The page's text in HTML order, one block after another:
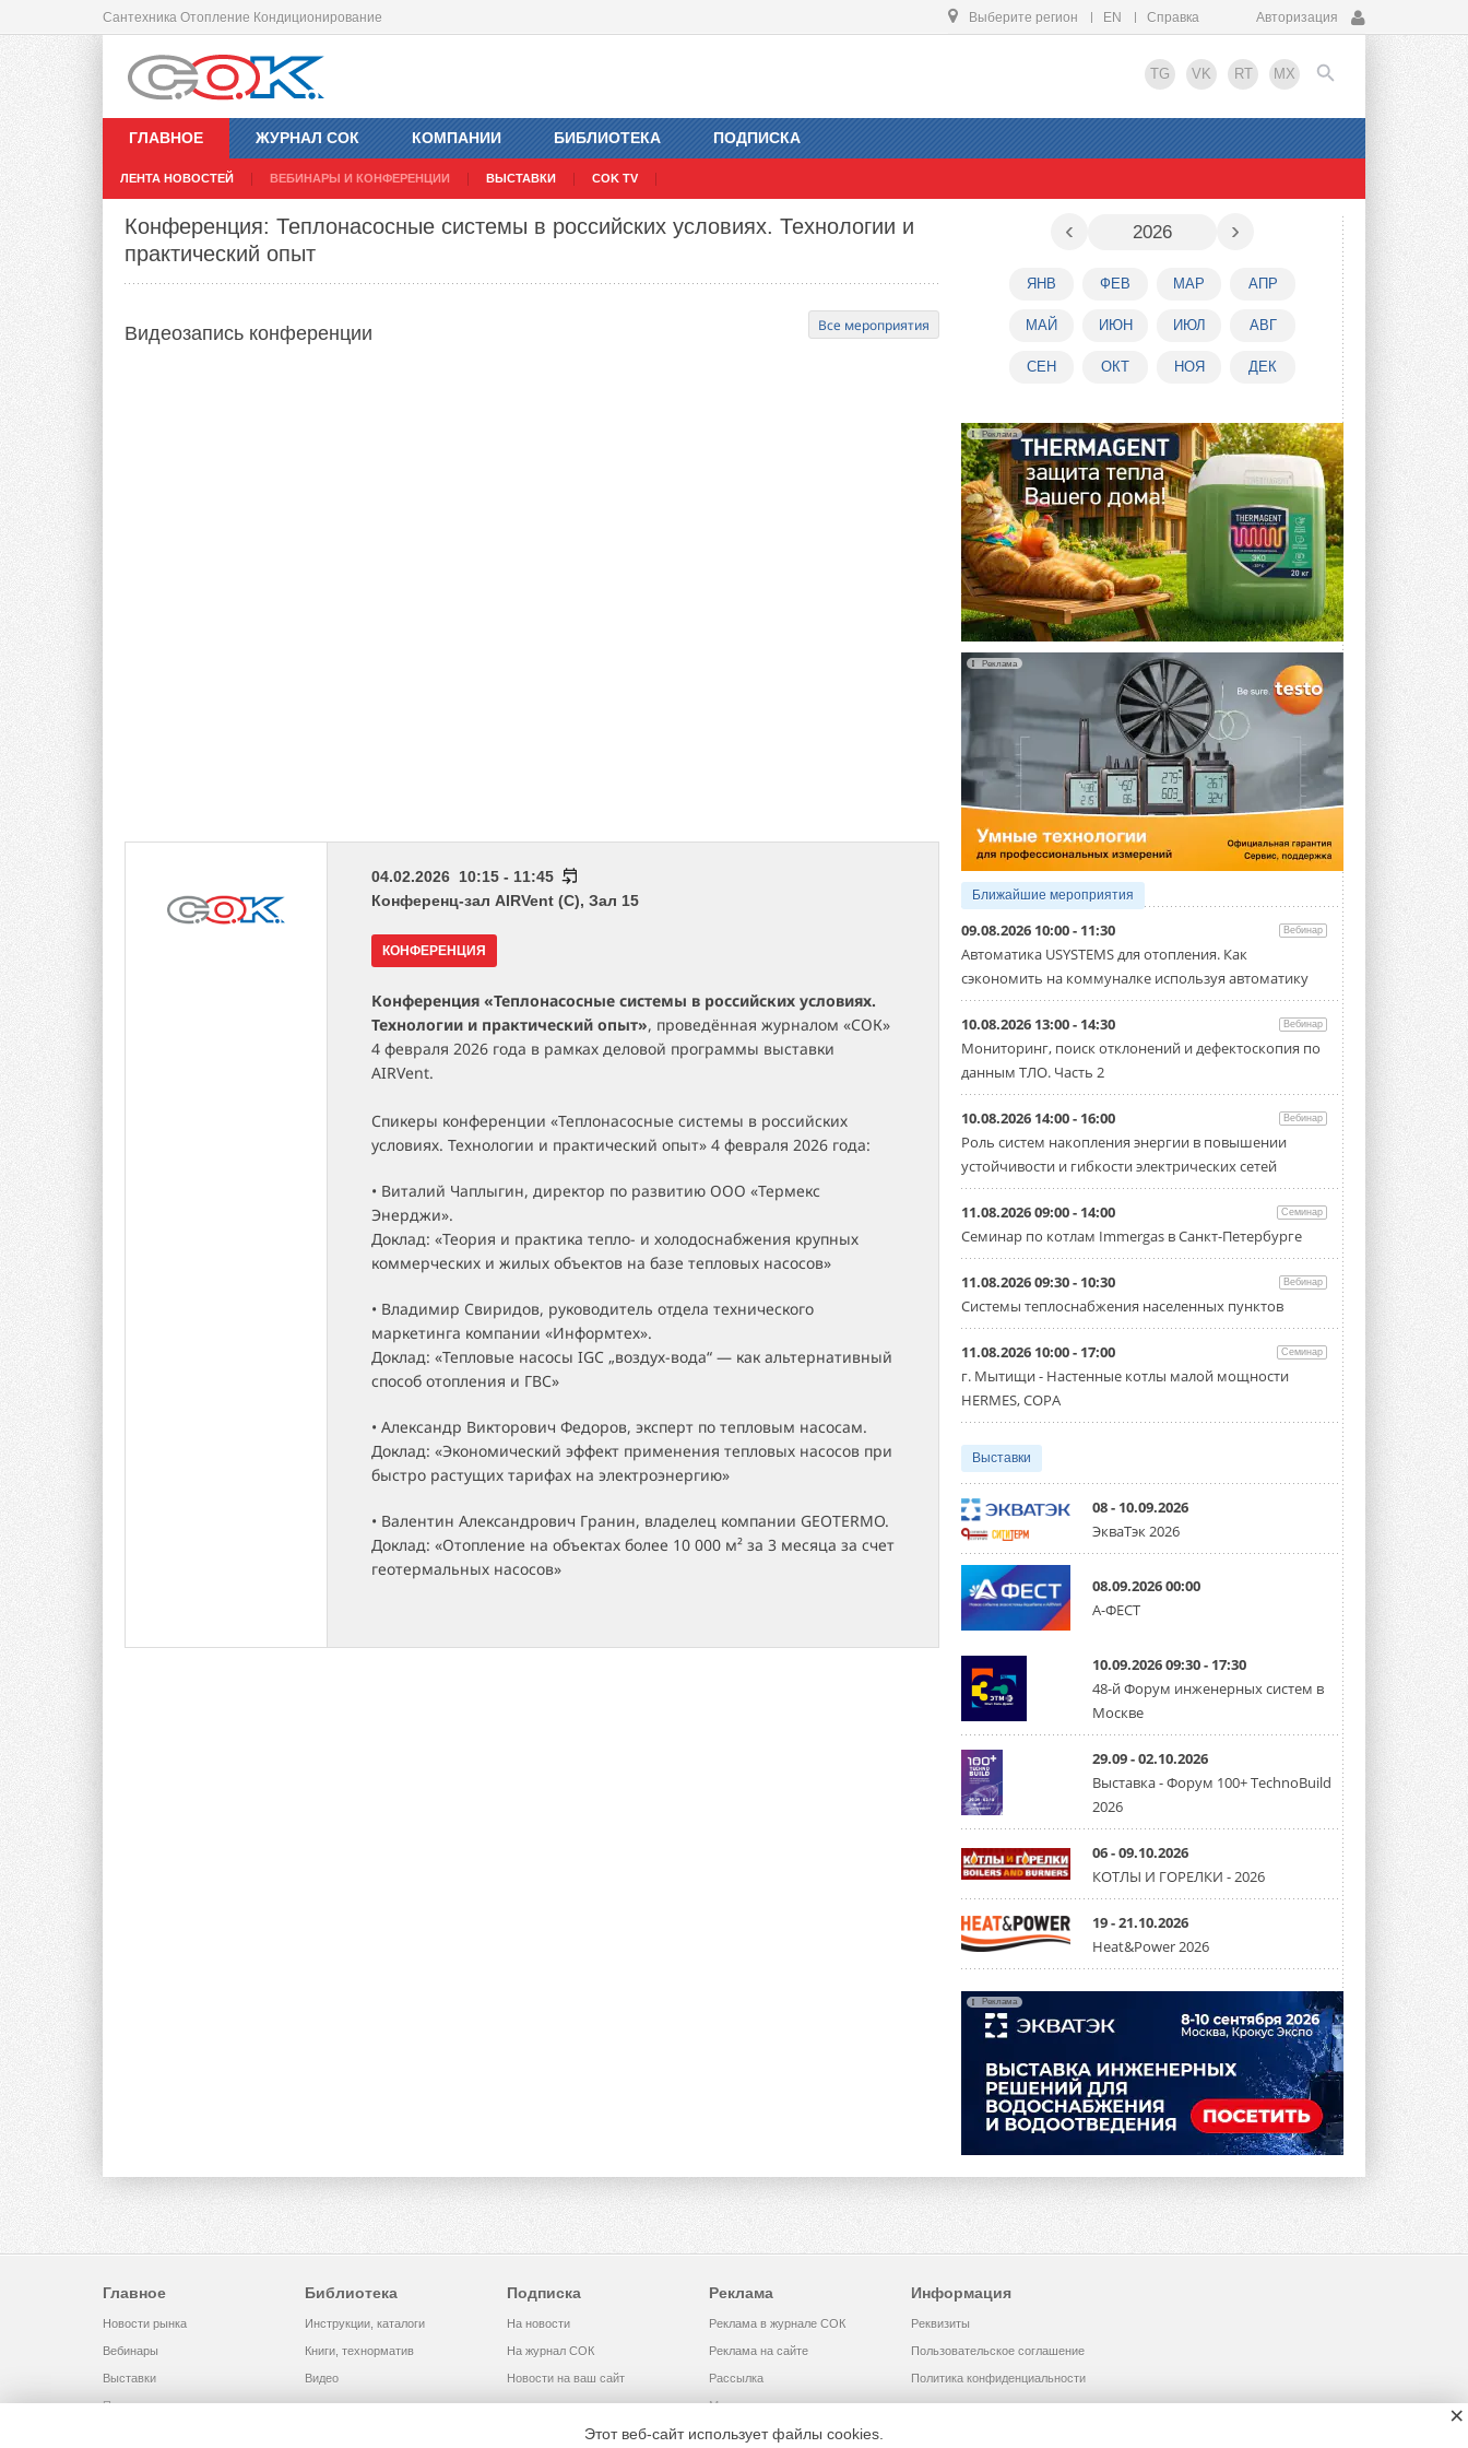
Сантехника Отопление Кондиционирование Выберите регион EN Справка Авторизация
TG VK RT MX
ГЛАВНОЕ
ЛЕНТА НОВОСТЕЙ ВЕБИНАРЫ И КОНФЕРЕНЦИИ ВЫСТАВКИ COK TV
ЖУРНАЛ СОК КОМПАНИИ БИБЛИОТЕКА ПОДПИСКА
EN
Конференция: Теплонасосные системы в российских условиях. Технологии и
практический опыт
Все мероприятия
Видеозапись конференции
04.02.2026 10:15 - 11:45
Конференц-зал АIRVent (С), Зал 15
КОНФЕРЕНЦИЯ
Конференция «Теплонасосные системы в российских условиях.
Технологии и практический опыт», проведённая журналом «СОК»
4 февраля 2026 года в рамках деловой программы выставки
AIRVent.
Спикеры конференции «Теплонасосные системы в российских
условиях. Технологии и практический опыт» 4 февраля 2026 года:
• Виталий Чаплыгин, директор по развитию ООО «Термекс
Энерджи».
Доклад: «Теория и практика тепло- и холодоснабжения крупных
коммерческих и жилых объектов на базе тепловых насосов»
• Владимир Свиридов, руководитель отдела технического
маркетинга компании «Информтех».
Доклад: «Тепловые насосы IGC „воздух-вода“ — как альтернативный
способ отопления и ГВС»
• Александр Викторович Федоров, эксперт по тепловым насосам.
Доклад: «Экономический эффект применения тепловых насосов при
быстро растущих тарифах на электроэнергию»
• Валентин Александрович Гранин, владелец компании GEOTERMO.
Доклад: «Отопление на объектах более 10 000 м² за 3 месяца за счет
геотермальных насосов»
‹ 2026 ›
ЯНВ ФЕВ МАР АПР
МАЙ ИЮН ИЮЛ АВГ
СЕН ОКТ НОЯ ДЕК
Реклама
Реклама
Ближайшие мероприятия
09.08.2026 10:00 - 11:30 Вебинар
Автоматика USYSTEMS для отопления. Как
сэкономить на коммуналке используя автоматику
10.08.2026 13:00 - 14:30 Вебинар
Мониторинг, поиск отклонений и дефектоскопия по
данным ТЛО. Часть 2
10.08.2026 14:00 - 16:00 Вебинар
Роль систем накопления энергии в повышении
устойчивости и гибкости электрических сетей
11.08.2026 09:00 - 14:00 Семинар
Семинар по котлам Immergas в Санкт-Петербурге
11.08.2026 09:30 - 10:30 Вебинар
Системы теплоснабжения населенных пунктов
11.08.2026 10:00 - 17:00 Семинар
г. Мытищи - Настенные котлы малой мощности
HERMES, COPA
Выставки
08 - 10.09.2026
ЭкваТэк 2026
08.09.2026 00:00
А-ФЕСТ
10.09.2026 09:30 - 17:30
48-й Форум инженерных систем в
Москве
29.09 - 02.10.2026
Выставка - Форум 100+ TechnoBuild
2026
06 - 09.10.2026
КОТЛЫ И ГОРЕЛКИ - 2026
19 - 21.10.2026
Heat&Power 2026
Реклама
Главное
Новости рынка
Вебинары
Выставки
Помощь
Библиотека
Инструкции, каталоги
Книги, технорматив
Видео
Подписка
На новости
На журнал СОК
Новости на ваш сайт
Реклама
Реклама в журнале СОК
Реклама на сайте
Рассылка
Медиакит
Информация
Реквизиты
Пользовательское соглашение
Политика конфиденциальности
Этот веб-сайт использует файлы cookies.
×